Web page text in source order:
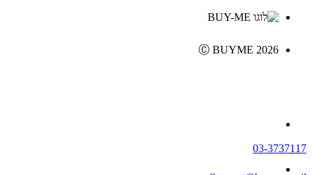
Ⓒ BUYME 2026
03-3737117